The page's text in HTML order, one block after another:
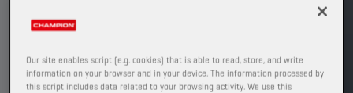
información.
PRODUCTO: 75623
Ver tamaños y envases disponibles
Our site enables script (e.g. cookies) that is able to read, store, and write
information on your browser and in your device. The information processed by
this script includes data related to your browsing activity. We use this